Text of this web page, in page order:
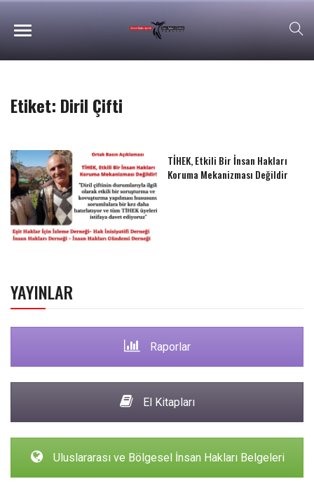
Etiket: Diril Çifti
TİHEK, Etkili Bir İnsan Hakları
Koruma Mekanizması Değildir
YAYINLAR
Raporlar
El Kitapları
Uluslararası ve Bölgesel İnsan Hakları Belgeleri